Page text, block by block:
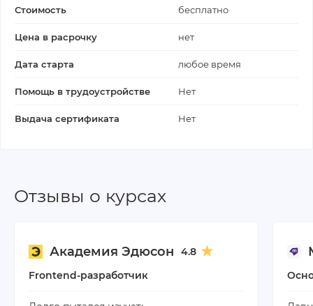
Стоимость бесплатно
Цена в расрочку нет
Дата старта любое время
Помощь в трудоустройстве Нет
Выдача сертификата Нет
Отзывы о курсах
Академия Эдюсон
4.8
Frontend-разработчик